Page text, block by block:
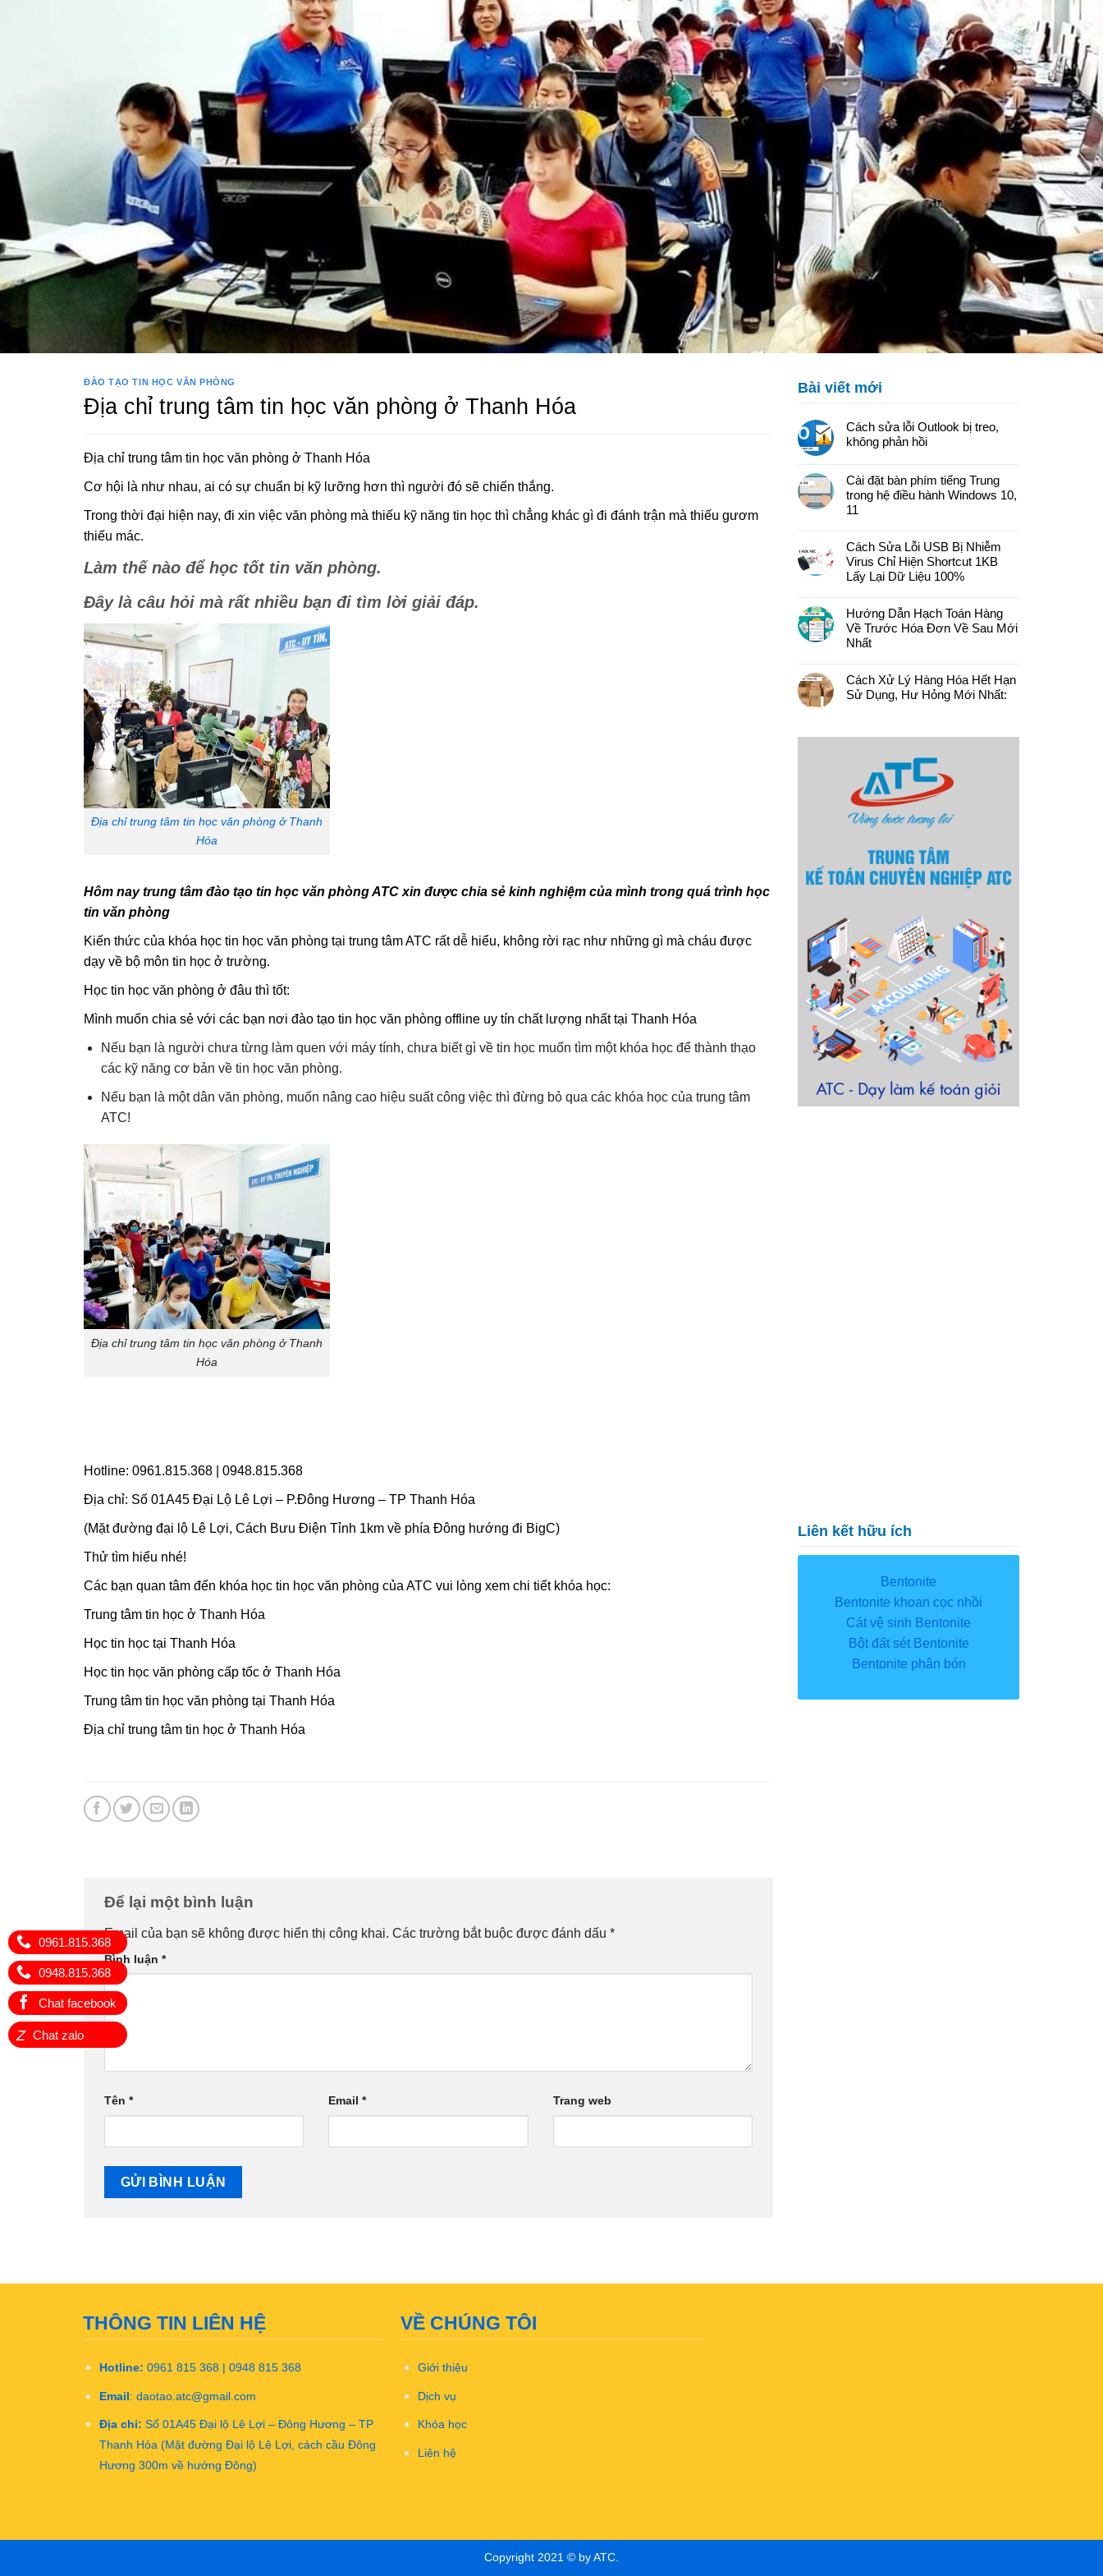
0961.815.368
0948.815.368
Chat facebook
Z Chat zalo
ĐÀO TẠO TIN HỌC VĂN PHÒNG
Địa chỉ trung tâm tin học văn phòng ở Thanh Hóa
Địa chỉ trung tâm tin học văn phòng ở Thanh Hóa
Cơ hội là như nhau, ai có sự chuẩn bị kỹ lưỡng hơn thì người đó sẽ chiến thắng.
Trong thời đại hiện nay, đi xin việc văn phòng mà thiếu kỹ năng tin học thì chẳng khác gì đi đánh trận mà thiếu gươm
thiếu mác.
Làm thế nào để học tốt tin văn phòng.
Đây là câu hỏi mà rất nhiều bạn đi tìm lời giải đáp.
Địa chỉ trung tâm tin học văn phòng ở Thanh
Hóa
Hôm nay trung tâm đào tạo tin học văn phòng ATC xin được chia sẻ kinh nghiệm của mình trong quá trình học
tin văn phòng
Kiến thức của khóa học tin học văn phòng tại trung tâm ATC rất dễ hiểu, không rời rạc như những gì mà cháu được
dạy về bộ môn tin học ở trường.
Học tin học văn phòng ở đâu thì tốt:
Mình muốn chia sẻ với các bạn nơi đào tạo tin học văn phòng offline uy tín chất lượng nhất tại Thanh Hóa
Nếu bạn là người chưa từng làm quen với máy tính, chưa biết gì về tin học muốn tìm một khóa học để thành thạo
các kỹ năng cơ bản về tin học văn phòng.
Nếu bạn là một dân văn phòng, muốn nâng cao hiệu suất công việc thì đừng bỏ qua các khóa học của trung tâm
ATC!
Địa chỉ trung tâm tin học văn phòng ở Thanh
Hóa
Hotline: 0961.815.368 | 0948.815.368
Địa chỉ: Số 01A45 Đại Lộ Lê Lợi – P.Đông Hương – TP Thanh Hóa
(Mặt đường đại lộ Lê Lợi, Cách Bưu Điện Tỉnh 1km về phía Đông hướng đi BigC)
Thử tìm hiểu nhé!
Các bạn quan tâm đến khóa học tin học văn phòng của ATC vui lòng xem chi tiết khóa học:
Trung tâm tin học ở Thanh Hóa
Học tin học tại Thanh Hóa
Học tin học văn phòng cấp tốc ở Thanh Hóa
Trung tâm tin học văn phòng tại Thanh Hóa
Địa chỉ trung tâm tin học ở Thanh Hóa
Để lại một bình luận
Email của bạn sẽ không được hiển thị công khai. Các trường bắt buộc được đánh dấu *
Bình luận *
Tên * Email* Trang web
Bài viết mới
Cách sửa lỗi Outlook bị treo,
không phản hồi
Cài đặt bàn phím tiếng Trung
trong hệ điều hành Windows 10,
11
Cách Sửa Lỗi USB Bị Nhiễm
Virus Chỉ Hiện Shortcut 1KB
Lấy Lại Dữ Liệu 100%
Hướng Dẫn Hạch Toán Hàng
Về Trước Hóa Đơn Về Sau Mới
Nhất
Cách Xử Lý Hàng Hóa Hết Hạn
Sử Dụng, Hư Hỏng Mới Nhất:
Liên kết hữu ích
Bentonite
Bentonite khoan cọc nhồi
Cát vệ sinh Bentonite
Bột đất sét Bentonite
Bentonite phân bón
THÔNG TIN LIÊN HỆ
Hotline: 0961 815 368 | 0948 815 368
Email:daotao.atc@gmail.com
Địa chỉ: Số 01A45 Đại lộ Lê Lợi – Đông Hương – TP
Thanh Hóa (Mặt đường Đại lộ Lê Lợi, cách cầu Đông
Hương 300m về hướng Đông)
VỀ CHÚNG TÔI
Giới thiệu
Dịch vụ
Khóa học
Liên hệ
Copyright 2021 © by ATC.